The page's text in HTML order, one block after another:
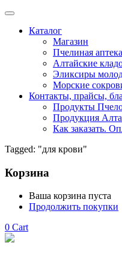
Каталог
Магазин
Пчелиная аптека
Алтайские
Эликсиры
Морские
Контакты, прайсы,
Продукты
Продукция
Как заказать.
Tagged: "для крови"
Корзина
Ваша корзина пуста
Продолжить покупки
0 Cart